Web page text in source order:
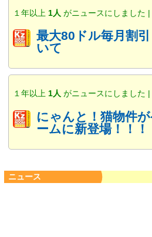
１年以上 1人 がニュースにしました
最大80ドル毎月割
いて
１年以上 1人 がニュースにしました
にゃんと！猫物件
ームに新登場！！！
ニュース